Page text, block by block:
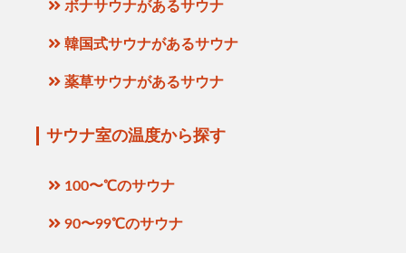
ボナサウナがあるサウナ
韓国式サウナがあるサウナ
薬草サウナがあるサウナ
サウナ室の温度から探す
100〜℃のサウナ
90〜99℃のサウナ